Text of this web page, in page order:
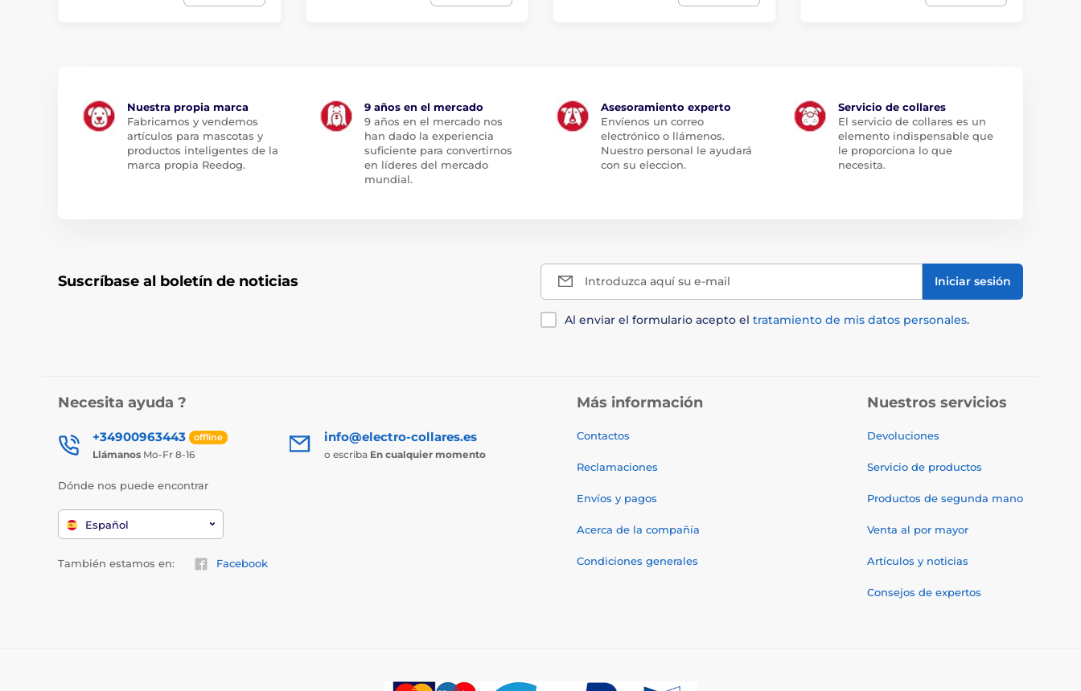
Nuestra propia marca
Fabricamos y vendemos
artículos para mascotas y
productos inteligentes de la
marca propia Reedog.
9 años en el mercado
9 años en el mercado nos
han dado la experiencia
suficiente para convertirnos
en líderes del mercado
mundial.
Asesoramiento experto
Envíenos un correo
electrónico o llámenos.
Nuestro personal le ayudará
con su eleccion.
Servicio de collares
El servicio de collares es un
elemento indispensable que
le proporciona lo que
necesita.
Suscríbase al boletín de noticias Introduzca aquí su e-mail Iniciar sesión
Al enviar el formulario acepto el tratamiento de mis datos personales.
Necesita ayuda ?
+34900963443 offline
Llámanos Mo-Fr 8-16
info@electro-collares.es
o escriba En cualquier momento
Dónde nos puede encontrar
Español
También estamos en: Facebook
Más información
Contactos
Reclamaciones
Envíos y pagos
Acerca de la compañía
Condiciones generales
Nuestros servicios
Devoluciones
Servicio de productos
Productos de segunda mano
Venta al por mayor
Artículos y noticias
Consejos de expertos